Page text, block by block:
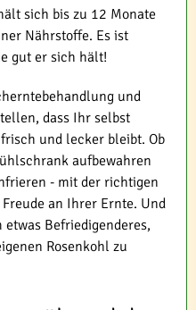
sich bis zu 12 Monate
Nährstoffe. Es ist
gut er sich hält!
und
dass Ihr selbst
und lecker bleibt. Ob
aufbewahren
- mit der richtigen
an Ihrer Ernte. Und
Befriedigenderes,
Rosenkohl zu